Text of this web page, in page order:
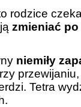
rodzice
zmieniać
niemiły
Tetra